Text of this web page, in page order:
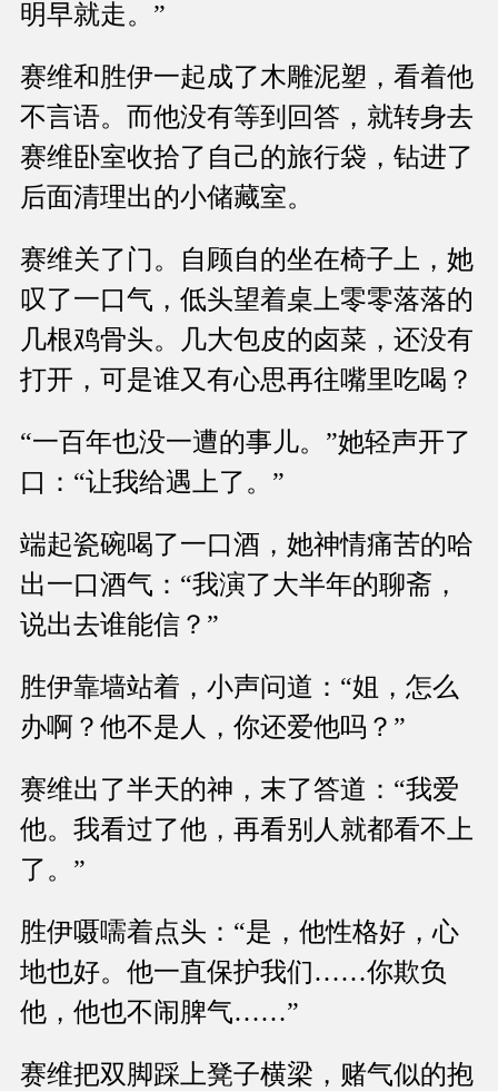
明早就走。”
赛维和胜伊一起成了木雕泥塑，看着他
不言语。而他没有等到回答，就转身去
赛维卧室收拾了自己的旅行袋，钻进了
后面清理出的小储藏室。
赛维关了门。自顾自的坐在椅子上，她
叹了一口气，低头望着桌上零零落落的
几根鸡骨头。几大包皮的卤菜，还没有
打开，可是谁又有心思再往嘴里吃喝？
“一百年也没一遭的事儿。”她轻声开了
口：“让我给遇上了。”
端起瓷碗喝了一口酒，她神情痛苦的哈
出一口酒气：“我演了大半年的聊斋，
说出去谁能信？”
胜伊靠墙站着，小声问道：“姐，怎么
办啊？他不是人，你还爱他吗？”
赛维出了半天的神，末了答道：“我爱
他。我看过了他，再看别人就都看不上
了。”
胜伊嗫嚅着点头：“是，他性格好，心
地也好。他一直保护我们……你欺负
他，他也不闹脾气……”
赛维把双脚踩上凳子横梁，赌气似的抱